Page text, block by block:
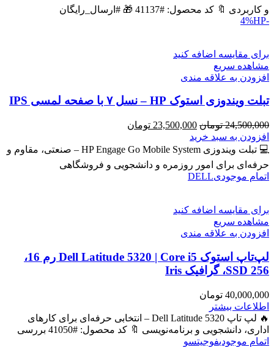
است.
و کاربردی 🔖 کد محصول: #41137 🎁 #ارسال_رایگان
-4%
HP
برای مقایسه اضافه کنید
مشاهده سریع
افزودن به علاقه مندی
تبلت ویندوزی استوک HP – نسل ۷ با صفحه لمسی IPS
24,500,000 تومان قیمت
اصلی
24,500,000 تومان
23,500,000 تومان
23,500,000 تومان
افزودن به سبد خرید
💻 تبلت ویندوزی HP Engage Go Mobile System – صنعتی، مقاوم و
حرفه‌ای برای امور روزمره و دانشجویی و فروشگاهی
اتمام موجودیDELL
برای مقایسه اضافه کنید
مشاهده سریع
افزودن به علاقه مندی
لپ‌تاپ استوک Dell Latitude 5320 | Core i5 رم 16،
SSD 256، گرافیک Iris
40,000,000 تومان
اطلاعات بیشتر
🔥 لپ تاپ Dell Latitude 5320 – انتخابی حرفه‌ای برای کارهای
اداری، دانشجویی و برنامه‌نویسی 🔖 کد محصول: #41050 بررسی
اتمام موجودیفوجیتسو